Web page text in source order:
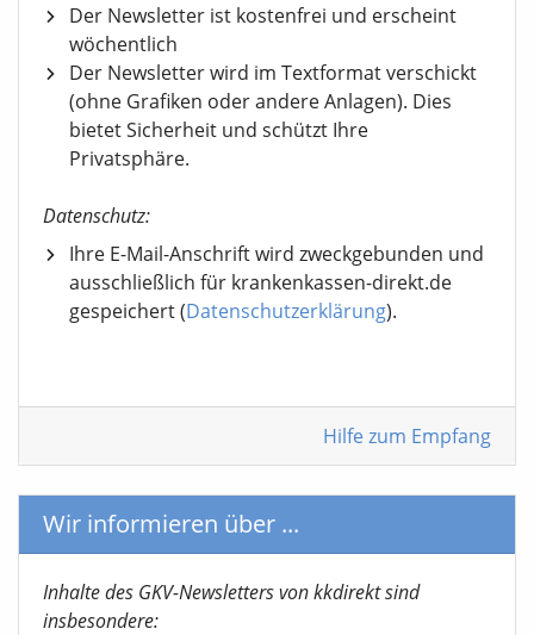
Der Newsletter ist kostenfrei und erscheint
wöchentlich
Der Newsletter wird im Textformat verschickt
(ohne Grafiken oder andere Anlagen). Dies
bietet Sicherheit und schützt Ihre
Privatsphäre.
Datenschutz:
Ihre E-Mail-Anschrift wird zweckgebunden und
ausschließlich für krankenkassen-direkt.de
gespeichert (Datenschutzerklärung).
Hilfe zum Empfang
Wir informieren über ...
Inhalte des GKV-Newsletters von kkdirekt sind
insbesondere: